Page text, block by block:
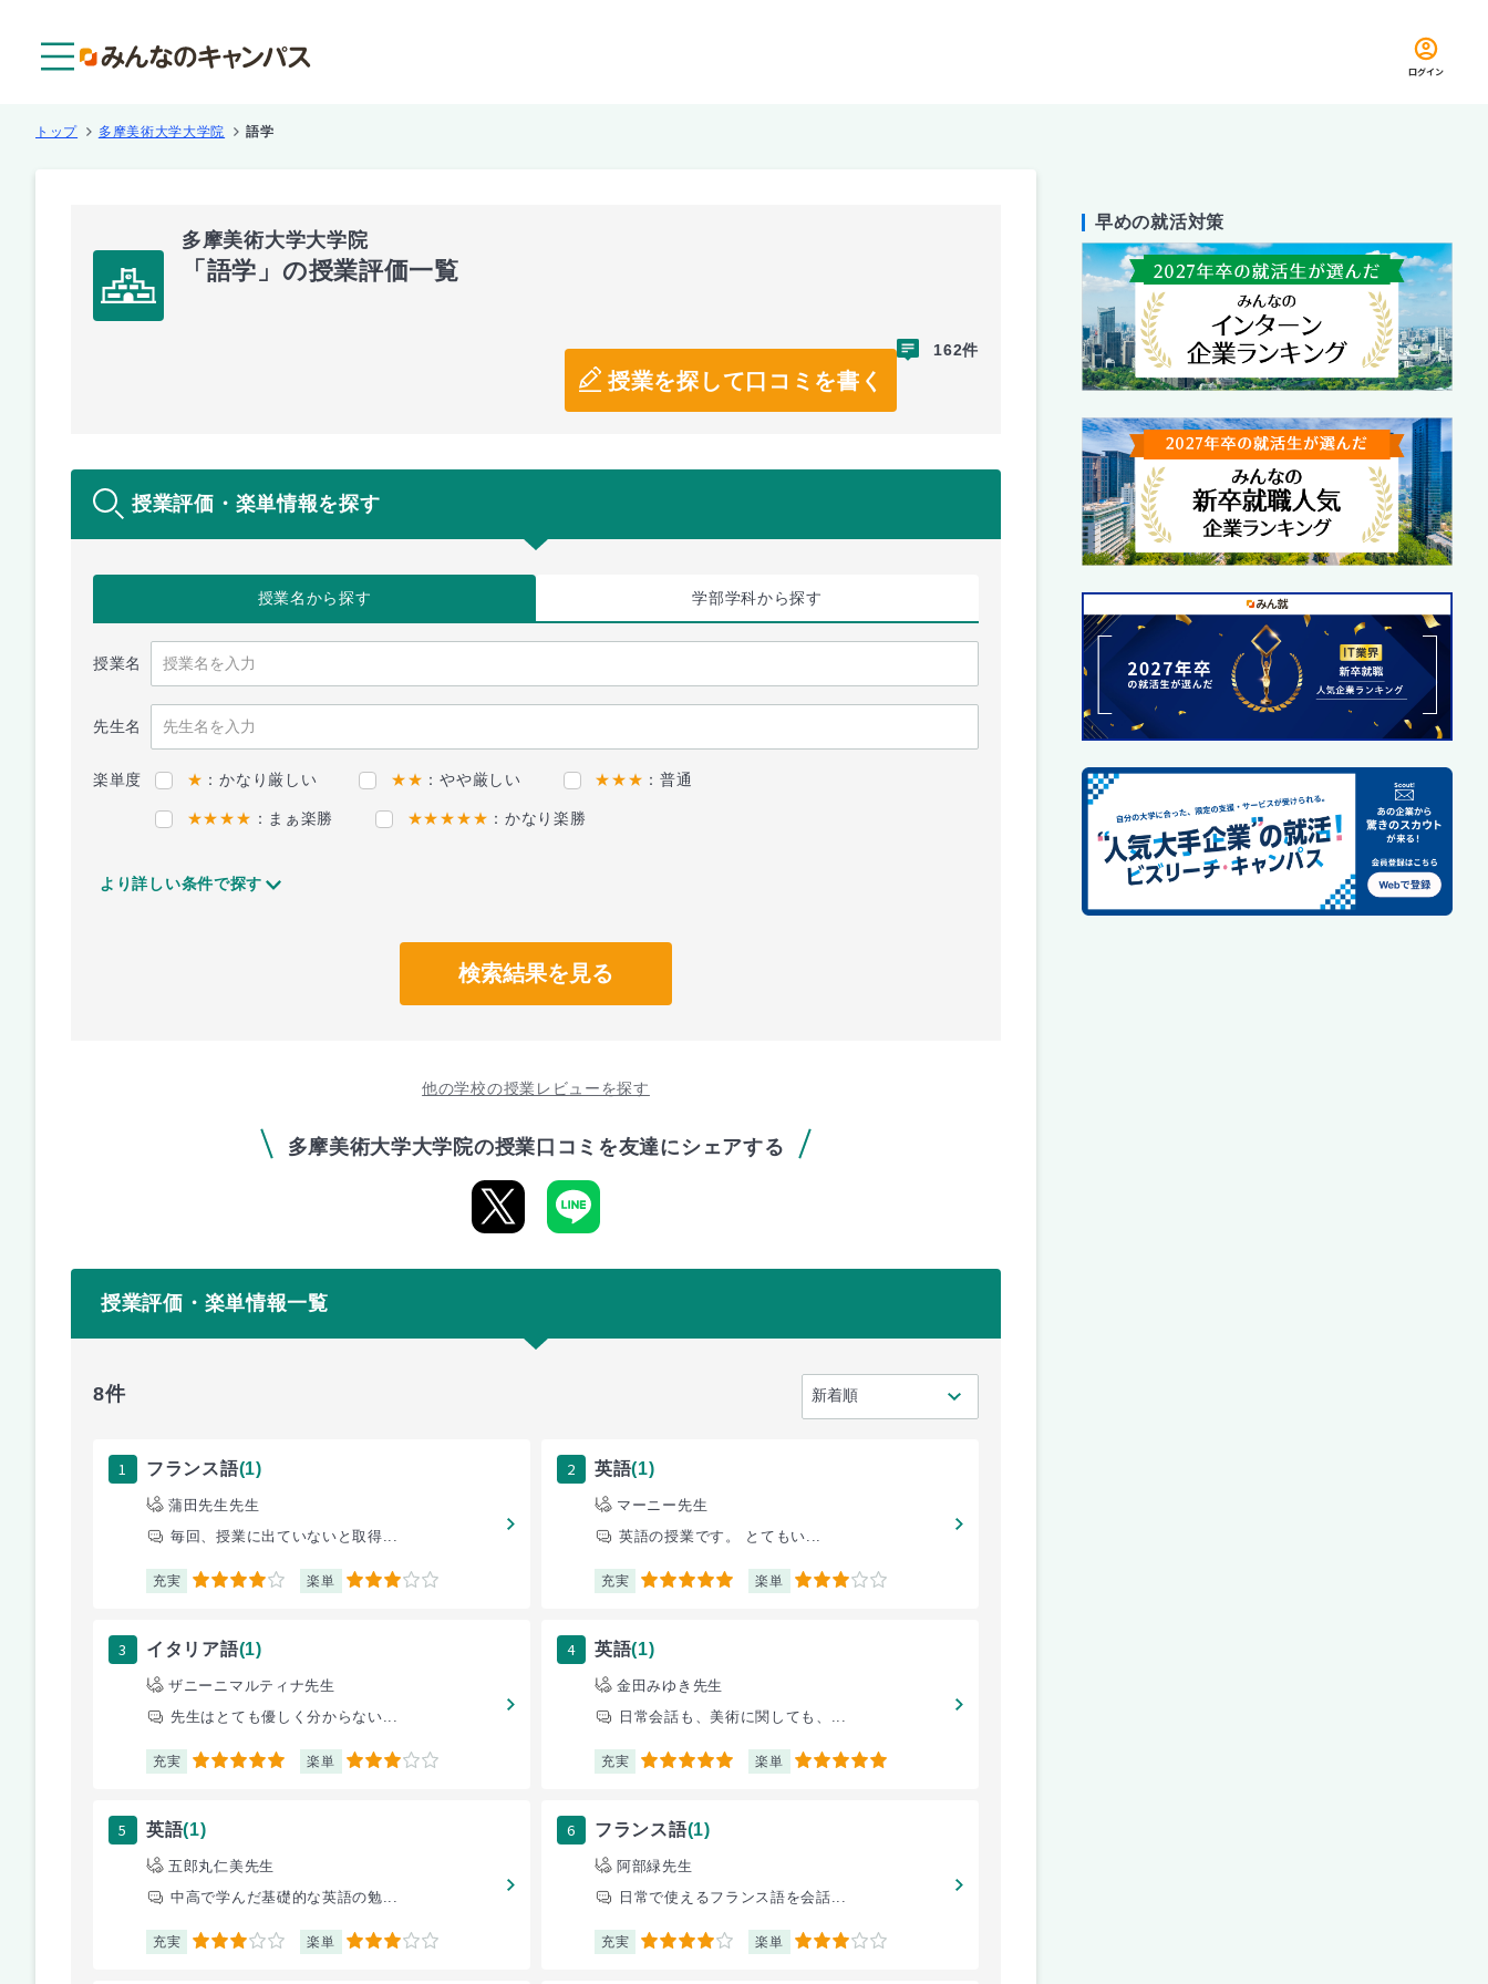
ログイン
トップ 多摩美術大学大学院 語学
多摩美術大学大学院
「語学」の授業評価一覧
授業を探して口コミを書く
162件
授業評価・楽単情報を探す
授業名から探す 学部学科から探す
授業名
先生名
楽単度 ★ ：かなり厳しい ★★ ：やや厳しい ★★★ ：普通
★★★★ ：まぁ楽勝 ★★★★★ ：かなり楽勝
より詳しい条件で探す
検索結果を見る
他の学校の授業レビューを探す
多摩美術大学大学院の授業口コミを友達にシェアする
授業評価・楽単情報一覧
8件
1 フランス語(1)
蒲田先生先生
毎回、授業に出ていないと取得...
充実 4 楽単 3
2 英語(1)
マーニー先生
英語の授業です。 とてもい...
充実 5 楽単 3
3 イタリア語(1)
ザニーニマルティナ先生
先生はとても優しく分からない...
充実 5 楽単 3
4 英語(1)
金田みゆき先生
日常会話も、美術に関しても、...
充実 5 楽単 5
5 英語(1)
五郎丸仁美先生
中高で学んだ基礎的な英語の勉...
充実 3 楽単 3
6 フランス語(1)
阿部緑先生
日常で使えるフランス語を会話...
充実 4 楽単 3
早めの就活対策